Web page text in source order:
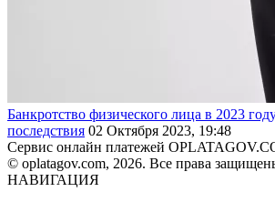
Банкротство физического лица в 2023
последствия 02 Октября 2023, 19:48
Сервис онлайн платежей
© oplatagov.com, 2026. Все права
НАВИГАЦИЯ